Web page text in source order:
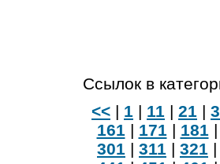
Ссылок в
<< | 1 | 11 | 21 |
161| 171| 181|
301 | 311 | 321 |